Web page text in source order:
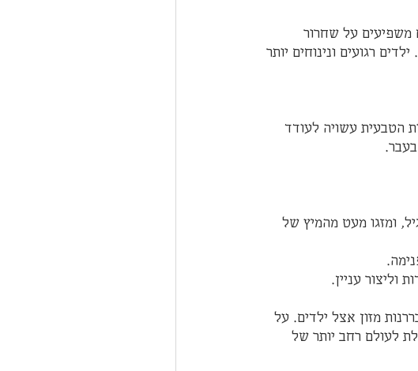
משפיעים על שחרור
רגועים ונינוחים יותר
הטבעית עשויה לעודד
בעבר.
ומזגו מעט מהמיץ של
וליצור עניין.
מזון אצל ילדים. על
לעולם רחב יותר של